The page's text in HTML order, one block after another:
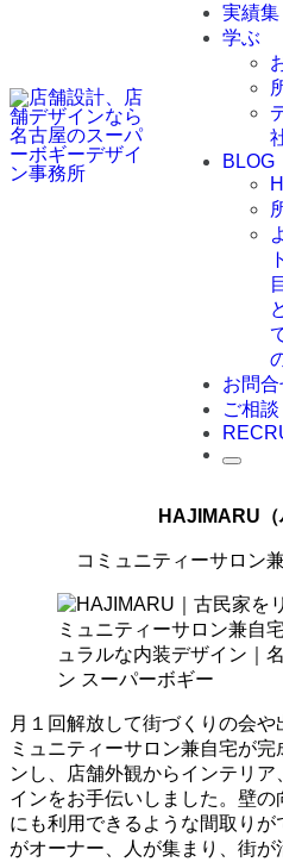
実績集
学ぶ
BLOG
お問
ご相談
HAJIMARU（
コミュニティーサロン
月１回解放して街づくりの会
ミュニティーサロン兼自宅が
ンし、店舗外観からインテリ
インをお手伝いしました。壁
にも利用できるような間取り
がオーナー、人が集まり、街